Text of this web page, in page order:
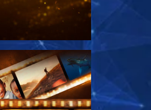
A SOROZAT RÉSZEI